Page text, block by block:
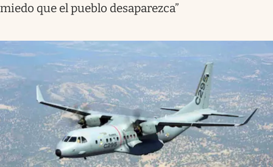
miedo que el pueblo desaparezca”